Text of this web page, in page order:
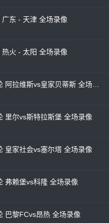
东 - 天津 全场录像
火 - 太阳 全场录像
里尔vs斯特拉斯堡 全场录像
皇家社会vs塞尔塔 全场录像
弗赖堡vs科隆 全场录像
巴黎FCvs昂热 全场录像